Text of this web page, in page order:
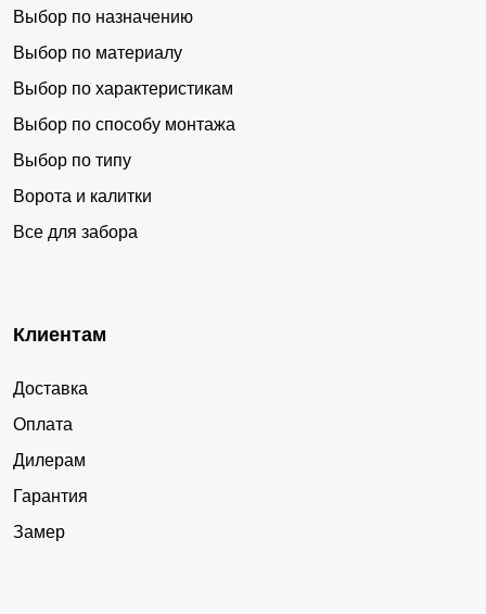
Выбор по назначению
Выбор по материалу
Выбор по характеристикам
Выбор по способу монтажа
Выбор по типу
Ворота и калитки
Все для забора
Клиентам
Доставка
Оплата
Дилерам
Гарантия
Замер